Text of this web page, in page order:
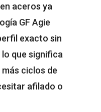
aceros ya
GF Agie
exacto sin
que significa
ciclos de
afilado o